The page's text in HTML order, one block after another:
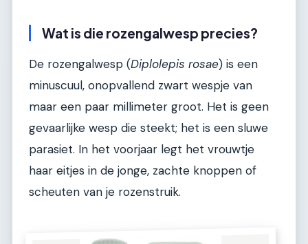
Wat is die rozengalwesp precies?
De rozengalwesp (Diplolepis rosae) is een
minuscuul, onopvallend zwart wespje van
maar een paar millimeter groot. Het is geen
gevaarlijke wesp die steekt; het is een sluwe
parasiet. In het voorjaar legt het vrouwtje
haar eitjes in de jonge, zachte knoppen of
scheuten van je rozenstruik.